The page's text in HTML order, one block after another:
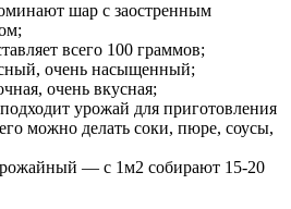
шар с заостренным
всего 100 граммов;
очень насыщенный;
очень вкусная;
урожай для приготовления
можно делать соки, пюре, соусы,
— с 1м2 собирают 15-20